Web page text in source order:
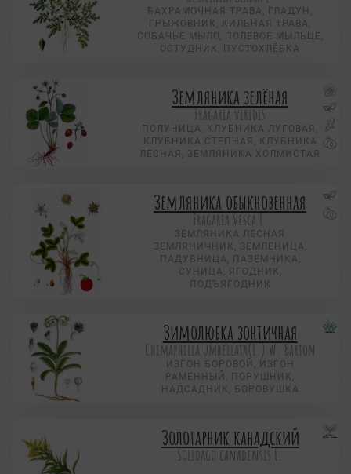
БАХРАМОЧНАЯ ТРАВА, ГЛАДУН,
ГРЫЖОВНИК, КИЛЬНАЯ ТРАВА,
СОБАЧЬЕ МЫЛО, ПОЛЕВОЕ МЫЛЬЦЕ,
ОСТУДНИК, ПУСТОХЛЁБКА
Земляника зелёная
Fragaria viridis
ПОЛУНИЦА, КЛУБНИКА ЛУГОВАЯ,
КЛУБНИКА СТЕПНАЯ, КЛУБНИКА
ЛЕСНАЯ, ЗЕМЛЯНИКА ХОЛМИСТАЯ
Земляника обыкновенная
Fragaria vesca L.
ЗЕМЛЯНИКА ЛЕСНАЯ
ЗЕМЛЯНИЧНИК, ЗЕМЛЕНИЦА,
ПАДУБНИЦА, ПАЗЕМНИКА,
СУНИЦА, ЯГОДНИК,
ПОДЪЯГОДНИК
Зимолюбка зонтичная
Chimaphilla umbellata(L.) W. Barton
ИЗГОН БОРОВОЙ, ИЗГОН
РАМЕННЫЙ, ПОРУШНИК,
НАДСАДНИК, БОРОВУШКА
Золотарник канадский
Solidago canadensis L.